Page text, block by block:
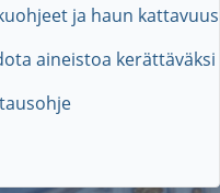
ja haun kattavuus
aineistoa kerättäväksi